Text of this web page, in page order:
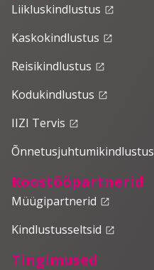
Liikluskindlustus launch
Kaskokindlustus launch
Reisikindlustus launch
Kodukindlustus launch
IIZI Tervis launch
Õnnetusjuhtumikindlustus
Koostööpartnerid
Müügipartnerid launch
Kindlustusseltsid launch
Tingimused